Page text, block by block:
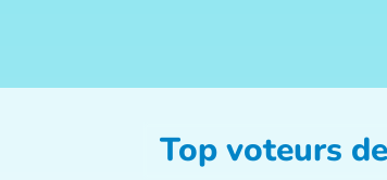
Top voteurs